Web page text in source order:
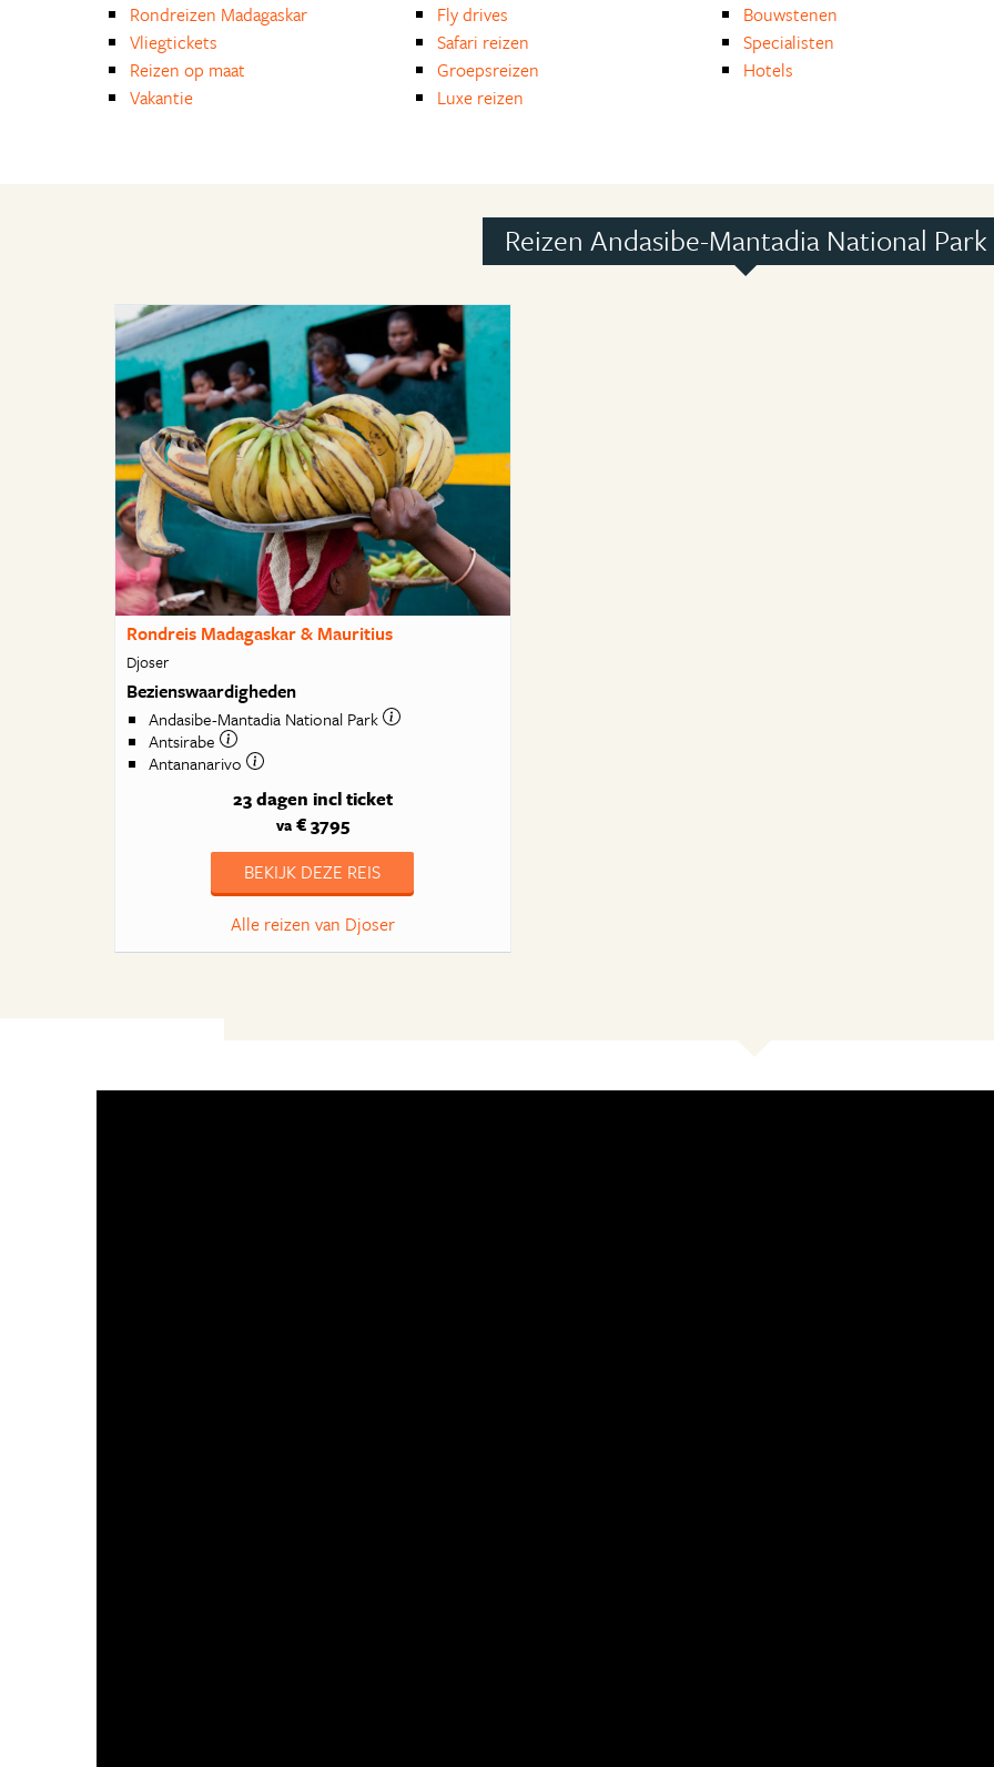
Rondreizen Madagaskar
Vliegtickets
Reizen op maat
Vakantie
Fly drives
Safari reizen
Groepsreizen
Luxe reizen
Bouwstenen
Specialisten
Hotels
Reizen Andasibe-Mantadia National Park
Rondreis Madagaskar & Mauritius
Djoser
Bezienswaardigheden
Andasibe-Mantadia National Park
Antsirabe
Antananarivo
23 dagen incl ticket
va€ 3795
BEKIJK DEZE REIS
Alle reizen van Djoser